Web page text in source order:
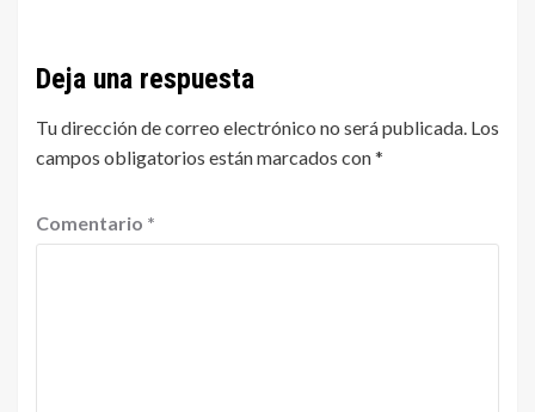
Deja una respuesta
Tu dirección de correo electrónico no será publicada. Los
campos obligatorios están marcados con*
Comentario *